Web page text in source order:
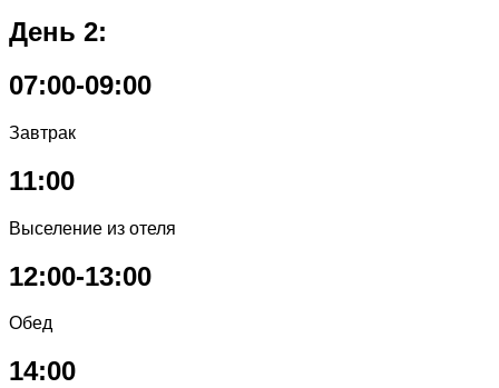
День 2:
07:00-09:00
Завтрак
11:00
Выселение из отеля
12:00-13:00
Обед
14:00